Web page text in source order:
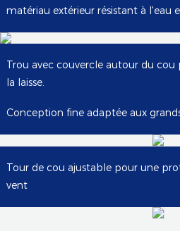
matériau extérieur résistant à l'eau
Trou avec couvercle autour du cou
la laisse.
Conception fine adaptée aux
Tour de cou ajustable pour une
vent